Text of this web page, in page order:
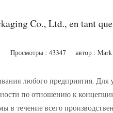
Co., Ltd., en tant
Просмотры : 43347 автор :
любого предприятия.
по отношению к
в течение всего